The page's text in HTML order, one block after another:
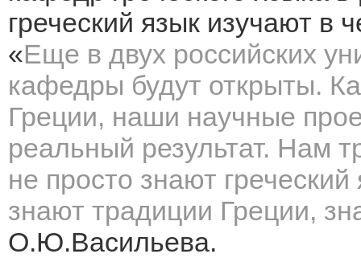
греческий язык изучают в
«Еще в двух российских
кафедры будут открыты.
Греции, наши научные
реальный результат. Нам
не просто знают
знают традиции Греции,
О.Ю.Васильева.